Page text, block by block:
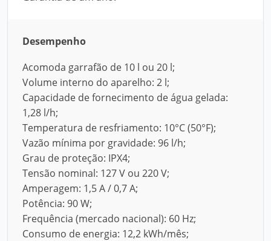
Desempenho
Acomoda garrafão de 10 l ou 20 l;
Volume interno do aparelho: 2 l;
Capacidade de fornecimento de água gelada:
1,28 l/h;
Temperatura de resfriamento: 10°C (50°F);
Vazão mínima por gravidade: 96 l/h;
Grau de proteção: IPX4;
Tensão nominal: 127 V ou 220 V;
Amperagem: 1,5 A / 0,7 A;
Potência: 90 W;
Frequência (mercado nacional): 60 Hz;
Consumo de energia: 12,2 kWh/mês;